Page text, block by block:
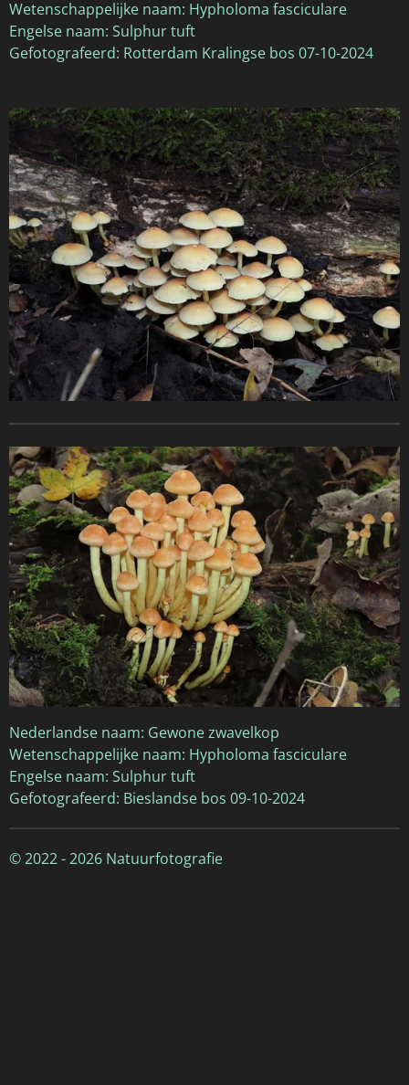
Wetenschappelijke naam: Hypholoma fasciculare
Engelse naam: Sulphur tuft
Gefotografeerd: Rotterdam Kralingse bos 07-10-2024
Nederlandse naam: Gewone zwavelkop
Wetenschappelijke naam: Hypholoma fasciculare
Engelse naam: Sulphur tuft
Gefotografeerd: Bieslandse bos 09-10-2024
© 2022 - 2026 Natuurfotografie